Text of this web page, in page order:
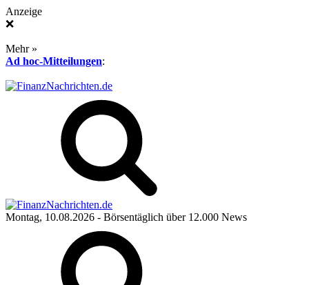
Anzeige
❌
Mehr »
Ad hoc-Mitteilungen:
Montag, 10.08.2026 - Börsentäglich über 12.000 News